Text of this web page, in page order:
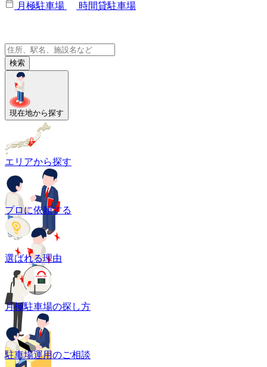
月極駐車場 時間貸駐車場
検索
現在地から探す
エリアから探す
プロに依頼する
選ばれる理由
月極駐車場の探し方
駐車場運用のご相談